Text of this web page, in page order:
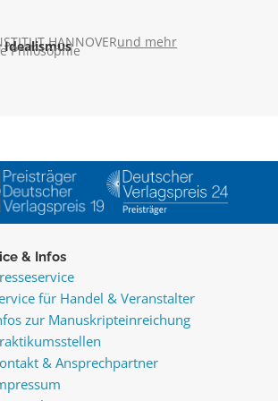
HANNOVERund mehr
Idealismus
Philosophie
& Infos
für Handel & Veranstalter
zur Manuskripteinreichung
& Ansprechpartner